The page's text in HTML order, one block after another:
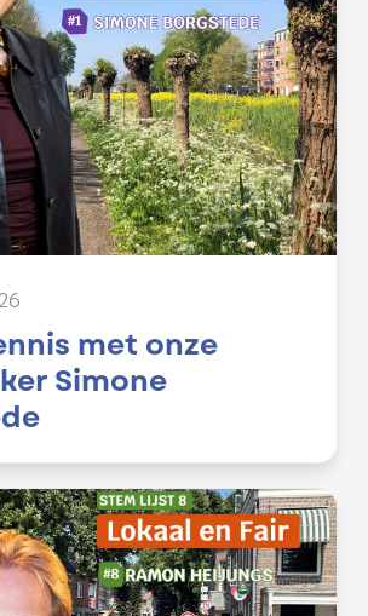
met onze
Simone